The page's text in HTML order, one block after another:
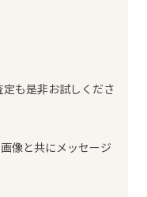
も是非お試しくださ
像と共にメッセージ